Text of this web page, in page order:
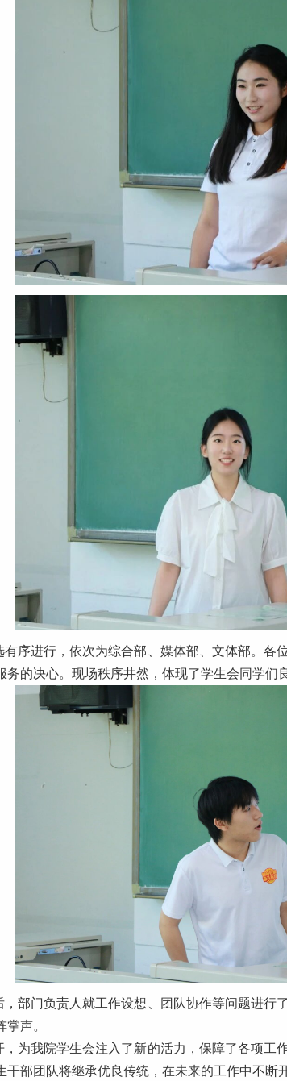
序进行，依次为综合部、媒体部、文体部。
的决心。现场秩序井然，体现了学生会同学们
部门负责人就工作设想、团队协作等问题进
声。
为我院学生会注入了新的活力，保障了各项工
干部团队将继承优良传统，在未来的工作中不